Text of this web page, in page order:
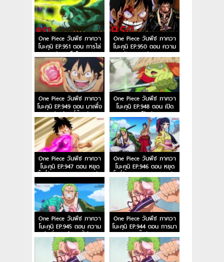
One Piece วันพีซ ภาควา
โนะคุนิ EP.951 ตอน การไล่
ล่าของโอโรจิ!
One Piece วันพีซ ภาควา
โนะคุนิ EP.950 ตอน ความ
ฝันของเหล่าทหาร!
One Piece วันพีซ ภาควา
โนะคุนิ EP.949 ตอน มาเพื่อ
ชนะ! เสียงร้องที่สิ้นหวังของ
ลูฟี่
One Piece วันพีซ ภาควา
โนะคุนิ EP.948 ตอน เปิด
ฉากโต้กลับ!
One Piece วันพีซ ภาควา
โนะคุนิ EP.947 ตอน หยุด
ยั้งสี่จักรพรรดิ! แผนการลับ
ของควีน
One Piece วันพีซ ภาควา
โนะคุนิ EP.946 ตอน หยุด
ยั้งสี่จักรพรรดิ! แผนการลับ
ของควีน
One Piece วันพีซ ภาควา
โนะคุนิ EP.945 ตอน ความ
แค้นถั่วแดงต้ม ลูฟี่เข้าตา
จน
One Piece วันพีซ ภาควา
โนะคุนิ EP.944 ตอน การมา
ของพายุ! บิ๊กมัมอาละวาด!